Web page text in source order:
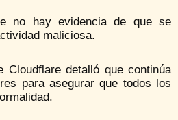
no hay evidencia de que se
maliciosa.
Cloudflare detalló que continúa
para asegurar que todos los